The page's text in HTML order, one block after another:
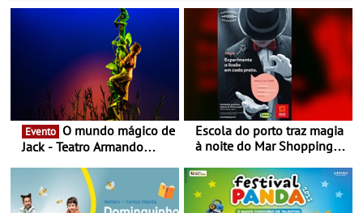
Nespresso x Torres Novas
Shopping
Evento
Jack - Teatro Armando
Escola do porto traz magia
à noite do Mar Shopping
29 de abril, às 21h00